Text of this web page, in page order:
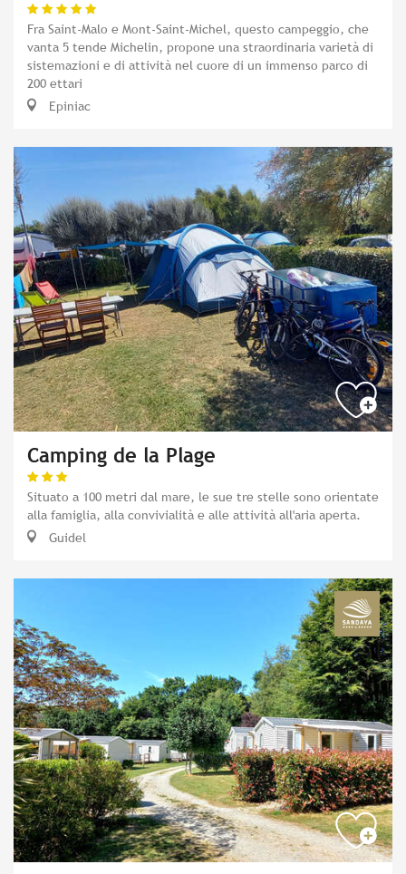
Fra Saint-Malo e Mont-Saint-Michel, questo campeggio, che
vanta 5 tende Michelin, propone una straordinaria varietà di
sistemazioni e di attività nel cuore di un immenso parco di
200 ettari
Epiniac
Camping de la Plage
Situato a 100 metri dal mare, le sue tre stelle sono orientate
alla famiglia, alla convivialità e alle attività all'aria aperta.
Guidel